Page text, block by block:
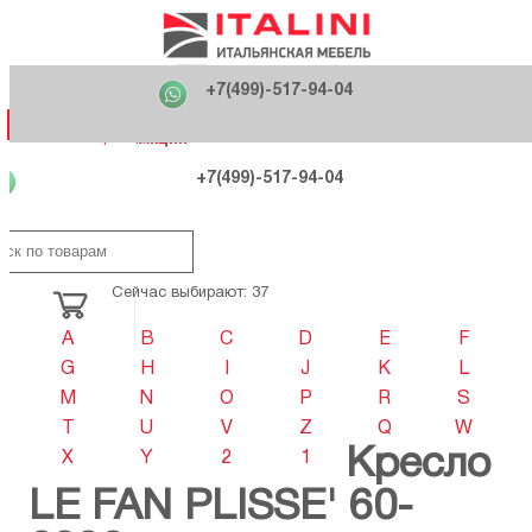
+7(499)-517-94-04
Фабрики
Распродажа
Как купить
О компании
Акция
+7(499)-517-94-04
121170 , г. Москва,
ул. Кутузовский проспект, д. 36 стр.3
+7(499)-517-94-04
Сейчас выбирают: 37
A B C D E
F
G
H J K
L
M
N O P R
S
U V Z Q
W
X
Y 2 1
Кресло
LE FAN PLISSE' 60-